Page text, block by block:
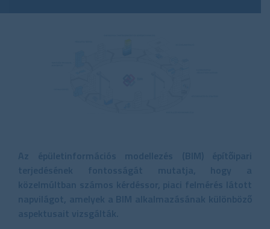
Az épületinformációs modellezés (BIM) építőipari
terjedésének fontosságát mutatja, hogy a
közelmúltban számos kérdéssor, piaci felmérés látott
napvilágot, amelyek a BIM alkalmazásának különböző
aspektusait vizsgálták.